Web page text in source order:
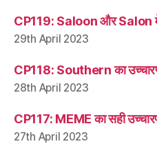
CP119: Saloon और Salon
29th April 2023
CP118: Southern का उच्चारण
28th April 2023
CP117: MEME का सही
27th April 2023